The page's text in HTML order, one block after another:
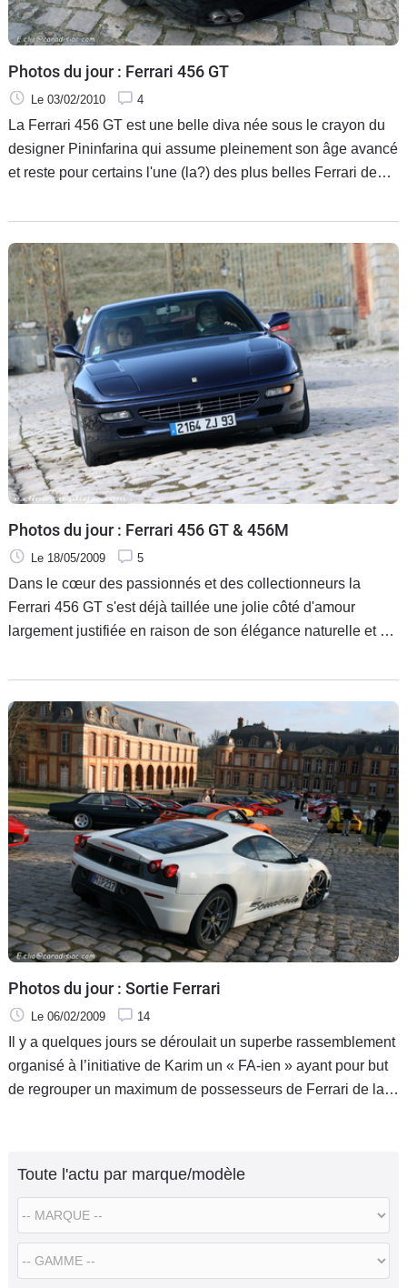
Photos du jour : Ferrari 456 GT
Le 03/02/2010 4
La Ferrari 456 GT est une belle diva née sous le crayon du
designer Pininfarina qui assume pleinement son âge avancé
et reste pour certains l'une (la?) des plus belles Ferrari de
Photos du jour : Ferrari 456 GT & 456M
Le 18/05/2009 5
Dans le cœur des passionnés et des collectionneurs la
Ferrari 456 GT s'est déjà taillée une jolie côté d'amour
largement justifiée en raison de son élégance naturelle et de
Photos du jour : Sortie Ferrari
Le 06/02/2009 14
Il y a quelques jours se déroulait un superbe rassemblement
organisé à l’initiative de Karim un « FA-ien » ayant pour but
de regrouper un maximum de possesseurs de Ferrari de la
Toute l'actu par marque/modèle